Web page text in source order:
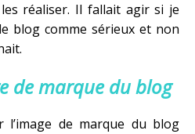
réaliser. Il fallait agir si je
blog comme sérieux et non
de marque du blog
de marque du blog